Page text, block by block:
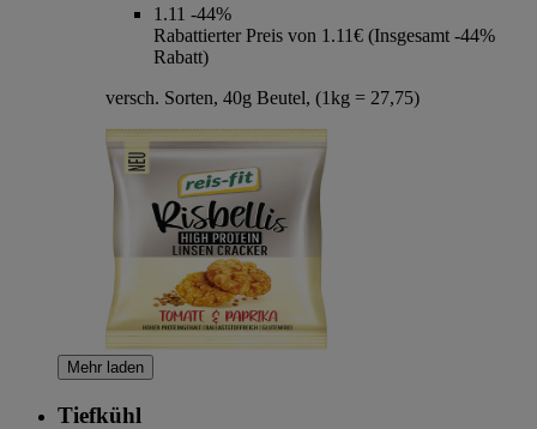
1.11 -44%
Rabattierter Preis von 1.11€ (Insgesamt -44%
Rabatt)
versch. Sorten, 40g Beutel, (1kg = 27,75)
Mehr laden
Tiefkühl